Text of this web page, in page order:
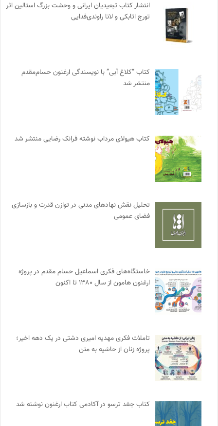
انتشار کتاب تبعیدیان ایرانی و وحشت بزرگ استالین اثر
تورج اتابکی و لانا راوندی‌فدایی
کتاب “کلاغ آبی” با نویسندگی ارغنون حسام‌مقدم
منتشر شد
کتاب هیولای مرداب نوشته فرانک رضایی منتشر شد
تحلیل نقش نهادهای مدنی در توازن قدرت و بازسازی
فضای عمومی
خاستگاه‌های فکری اسماعیل حسام مقدم در پروژه
ارغنون هامون از سال ۱۳۸۰ تا اکنون
تاملات فکری مهدیه امیری دشتی در یک دهه اخیر؛
پروژه زنان از حاشیه به متن
کتاب جغد ترسو در آکادمی کتاب ارغنون نوشته شد